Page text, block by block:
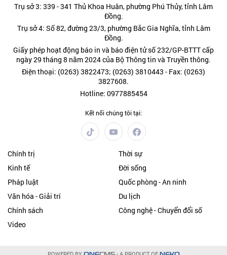
Trụ sở 3: 339 - 341 Thủ Khoa Huân, phường Phú Thủy, tỉnh Lâm
Đồng.
Trụ sở 4: Số 82, đường 23/3, phường Bắc Gia Nghĩa, tỉnh Lâm
Đồng.
Giấy phép hoạt động báo in và báo điện tử số 232/GP-BTTT cấp
ngày 29 tháng 8 năm 2024 của Bộ Thông tin và Truyền thông.
Điện thoại: (0263) 3822473; (0263) 3810443 - Fax: (0263)
3827608.
Hotline: 0977885454
Kết nối chúng tôi tại:
Chính trị
Thời sự
Kinh tế
Đời sống
Pháp luật
Quốc phòng - An ninh
Văn hóa - Giải trí
Du lịch
Chính sách
Công nghệ - Chuyển đổi số
Video